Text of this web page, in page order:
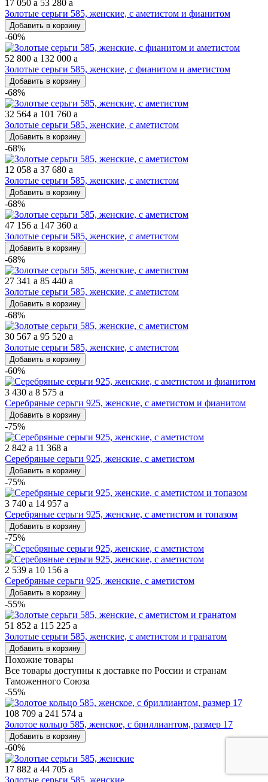
17 050 a 53 280 a
Золотые серьги 585, женские, с аметистом и фианитом
Добавить в корзину
-60%
52 800 a 132 000 a
Золотые серьги 585, женские, с фианитом и аметистом
Добавить в корзину
-68%
32 564 a 101 760 a
Золотые серьги 585, женские, с аметистом
Добавить в корзину
-68%
12 058 a 37 680 a
Золотые серьги 585, женские, с аметистом
Добавить в корзину
-68%
47 156 a 147 360 a
Золотые серьги 585, женские, с аметистом
Добавить в корзину
-68%
27 341 a 85 440 a
Золотые серьги 585, женские, с аметистом
Добавить в корзину
-68%
30 567 a 95 520 a
Золотые серьги 585, женские, с аметистом
Добавить в корзину
-60%
3 430 a 8 575 a
Серебряные серьги 925, женские, с аметистом и фианитом
Добавить в корзину
-75%
2 842 a 11 368 a
Серебряные серьги 925, женские, с аметистом
Добавить в корзину
-75%
3 740 a 14 957 a
Серебряные серьги 925, женские, с аметистом и топазом
Добавить в корзину
-75%
2 539 a 10 156 a
Серебряные серьги 925, женские, с аметистом
Добавить в корзину
-55%
51 852 a 115 225 a
Золотые серьги 585, женские, с аметистом и гранатом
Добавить в корзину
Похожие товары
Все товары доступны к доставке по России и странам
Таможенного Союза
-55%
108 709 a 241 574 a
Золотое кольцо 585, женское, с бриллиантом, размер 17
Добавить в корзину
-60%
17 882 a 44 705 a
Золотые серьги 585, женские